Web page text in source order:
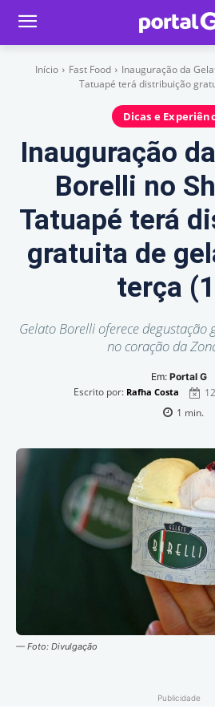
Início Fast Food
Inauguração da
Tatuapé terá distribuição
Dicas e
Inauguração
Borelli no
Tatuapé terá
gratuita de
terça
Gelato Borelli oferece
no coração da
Em: Portal G
Escrito por: Rafha Costa
1 min.
— Foto: Divulgação
Publicidade